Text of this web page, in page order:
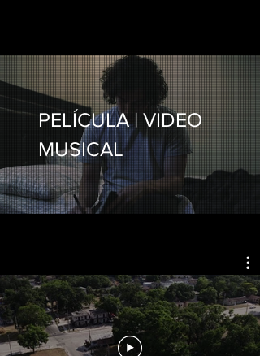
PELÍCULA | VIDEO
MUSICAL